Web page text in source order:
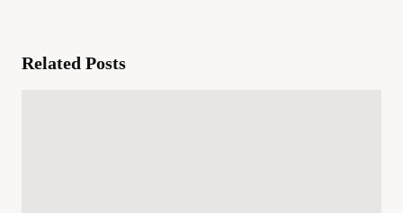
Related Posts